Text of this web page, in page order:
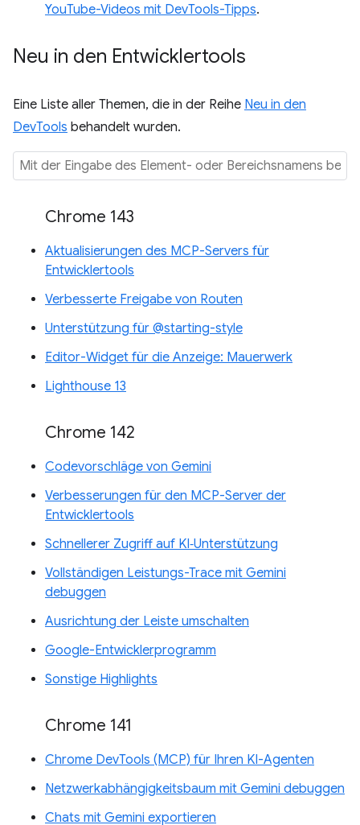
YouTube-Videos mit DevTools-Tipps.
Neu in den Entwicklertools
Eine Liste aller Themen, die in der Reihe Neu in den
DevTools behandelt wurden.
Chrome 143
Aktualisierungen des MCP-Servers für
Entwicklertools
Verbesserte Freigabe von Routen
Unterstützung für @starting-style
Editor-Widget für die Anzeige: Mauerwerk
Lighthouse 13
Chrome 142
Codevorschläge von Gemini
Verbesserungen für den MCP-Server der
Entwicklertools
Schnellerer Zugriff auf KI‑Unterstützung
Vollständigen Leistungs-Trace mit Gemini
debuggen
Ausrichtung der Leiste umschalten
Google-Entwicklerprogramm
Sonstige Highlights
Chrome 141
Chrome DevTools (MCP) für Ihren KI-Agenten
Netzwerkabhängigkeitsbaum mit Gemini debuggen
Chats mit Gemini exportieren